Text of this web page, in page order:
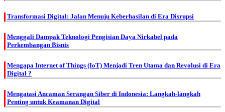
Transformasi Digital: Jalan Menuju Keberhasilan di Era Disrupsi
Menggali Dampak Teknologi Pengisian Daya Nirkabel pada
Perkembangan Bisnis
Mengapa Internet of Things (IoT) Menjadi Tren Utama dan Revolusi di Era
Digital ?
Mengatasi Ancaman Serangan Siber di Indonesia: Langkah-langkah
Penting untuk Keamanan Digital